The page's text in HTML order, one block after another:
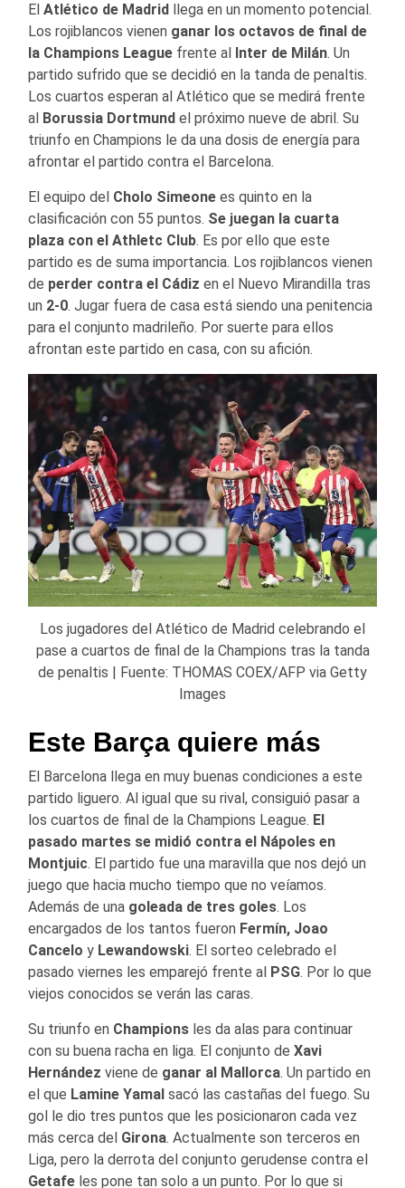
El Atlético de Madrid llega en un momento potencial.
Los rojiblancos vienen ganar los octavos de final de
la Champions League frente al Inter de Milán. Un
partido sufrido que se decidió en la tanda de penaltis.
Los cuartos esperan al Atlético que se medirá frente
al Borussia Dortmund el próximo nueve de abril. Su
triunfo en Champions le da una dosis de energía para
afrontar el partido contra el Barcelona.
El equipo del Cholo Simeone es quinto en la
clasificación con 55 puntos. Se juegan la cuarta
plaza con el Athletc Club. Es por ello que este
partido es de suma importancia. Los rojiblancos vienen
de perder contra el Cádiz en el Nuevo Mirandilla tras
un 2-0. Jugar fuera de casa está siendo una penitencia
para el conjunto madrileño. Por suerte para ellos
afrontan este partido en casa, con su afición.
Los jugadores del Atlético de Madrid celebrando el
pase a cuartos de final de la Champions tras la tanda
de penaltis | Fuente: THOMAS COEX/AFP via Getty
Images
Este Barça quiere más
El Barcelona llega en muy buenas condiciones a este
partido liguero. Al igual que su rival, consiguió pasar a
los cuartos de final de la Champions League. El
pasado martes se midió contra el Nápoles en
Montjuic. El partido fue una maravilla que nos dejó un
juego que hacia mucho tiempo que no veíamos.
Además de una goleada de tres goles. Los
encargados de los tantos fueron Fermín, Joao
Cancelo y Lewandowski. El sorteo celebrado el
pasado viernes les emparejó frente al PSG. Por lo que
viejos conocidos se verán las caras.
Su triunfo en Champions les da alas para continuar
con su buena racha en liga. El conjunto de Xavi
Hernández viene de ganar al Mallorca. Un partido en
el que Lamine Yamal sacó las castañas del fuego. Su
gol le dio tres puntos que les posicionaron cada vez
más cerca del Girona. Actualmente son terceros en
Liga, pero la derrota del conjunto gerudense contra el
Getafe les pone tan solo a un punto. Por lo que si